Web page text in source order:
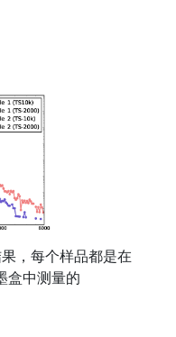
，每个样品都是在
盒中测量的